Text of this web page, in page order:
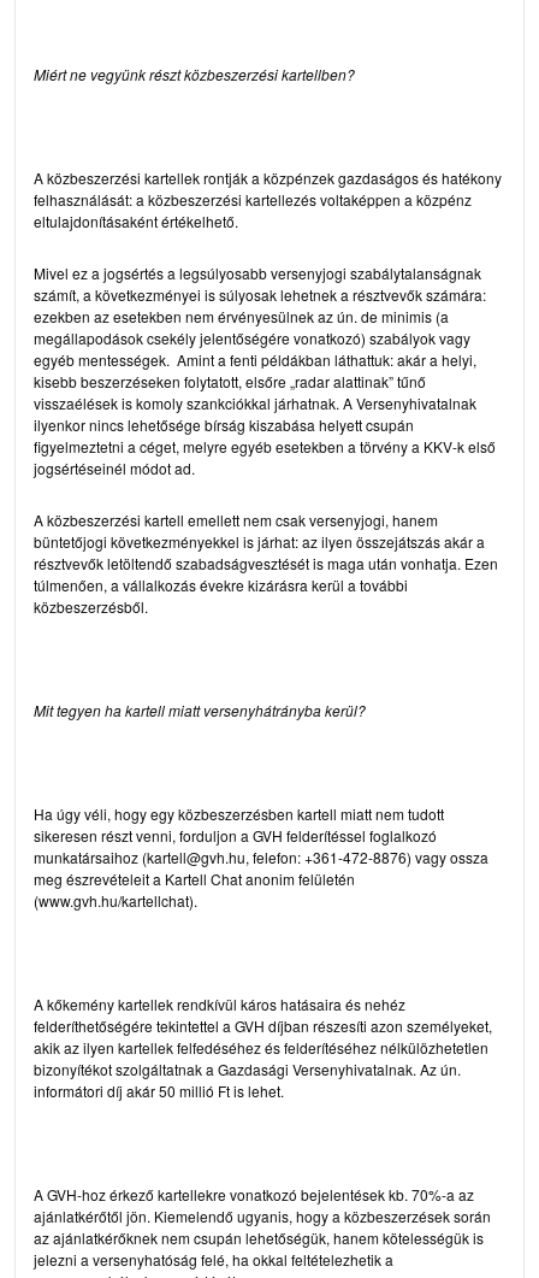
Miért ne vegyünk részt közbeszerzési kartellben?
A közbeszerzési kartellek rontják a közpénzek gazdaságos és hatékony
felhasználását: a közbeszerzési kartellezés voltaképpen a közpénz
eltulajdonításaként értékelhető.
Mivel ez a jogsértés a legsúlyosabb versenyjogi szabálytalanságnak
számít, a következményei is súlyosak lehetnek a résztvevők számára:
ezekben az esetekben nem érvényesülnek az ún. de minimis (a
megállapodások csekély jelentőségére vonatkozó) szabályok vagy
egyéb mentességek. Amint a fenti példákban láthattuk: akár a helyi,
kisebb beszerzéseken folytatott, elsőre „radar alattinak” tűnő
visszaélések is komoly szankciókkal járhatnak. A Versenyhivatalnak
ilyenkor nincs lehetősége bírság kiszabása helyett csupán
figyelmeztetni a céget, melyre egyéb esetekben a törvény a KKV-k első
jogsértéseinél módot ad.
A közbeszerzési kartell emellett nem csak versenyjogi, hanem
büntetőjogi következményekkel is járhat: az ilyen összejátszás akár a
résztvevők letöltendő szabadságvesztését is maga után vonhatja. Ezen
túlmenően, a vállalkozás évekre kizárásra kerül a további
közbeszerzésből.
Mit tegyen ha kartell miatt versenyhátrányba kerül?
Ha úgy véli, hogy egy közbeszerzésben kartell miatt nem tudott
sikeresen részt venni, forduljon a GVH felderítéssel foglalkozó
munkatársaihoz (kartell@gvh.hu, felefon: +361-472-8876) vagy ossza
meg észrevételeit a Kartell Chat anonim felületén
(www.gvh.hu/kartellchat).
A kőkemény kartellek rendkívül káros hatásaira és nehéz
felderíthetőségére tekintettel a GVH díjban részesíti azon személyeket,
akik az ilyen kartellek felfedéséhez és felderítéséhez nélkülözhetetlen
bizonyítékot szolgáltatnak a Gazdasági Versenyhivatalnak. Az ún.
informátori díj akár 50 millió Ft is lehet.
A GVH-hoz érkező kartellekre vonatkozó bejelentések kb. 70%-a az
ajánlatkérőtől jön. Kiemelendő ugyanis, hogy a közbeszerzések során
az ajánlatkérőknek nem csupán lehetőségük, hanem kötelességük is
jelezni a versenyhatóság felé, ha okkal feltételezhetik a